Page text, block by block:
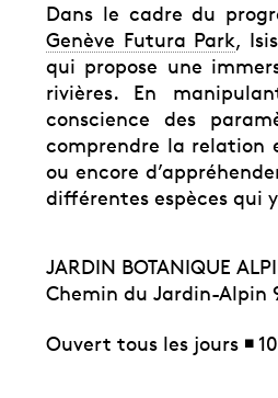
Dans le cadre du
Genève Futura Park,
qui propose une
rivières. En
conscience des
comprendre la relation
ou encore
différentes espèces qui
JARDIN BOTANIQUE
Chemin du Jardin-Alpin 9
Ouvert tous les jours ◾